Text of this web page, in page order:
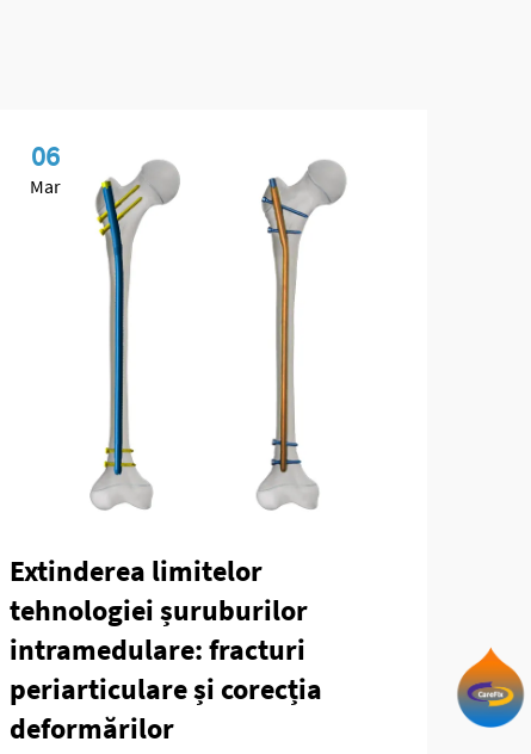
06
Mar
Extinderea limitelor
tehnologiei șuruburilor
intramedulare: fracturi
periarticulare și corecția
deformărilor